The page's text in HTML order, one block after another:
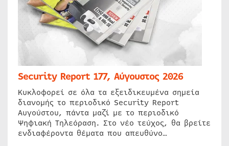
Security Report 177, Αύγουστος 2026
Κυκλοφορεί σε όλα τα εξειδικευμένα σημεία
διανομής το περιοδικό Security Report
Αυγούστου, πάντα μαζί με το περιοδικό
Ψηφιακή Τηλεόραση. Στο νέο τεύχος, θα βρείτε
ενδιαφέροντα θέματα που απευθύνο…